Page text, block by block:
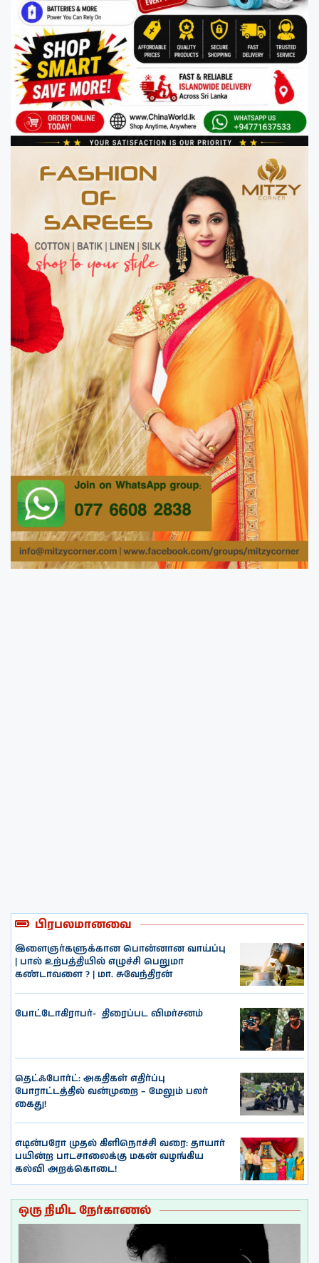
பிரபலமானவை
இளைஞர்களுக்கான பொன்னான வாய்ப்பு
| பால் உற்பத்தியில் எழுச்சி பெறுமா
கண்டாவளை ? | மா. சுவேந்திரன்
போட்டோகிராபர்- ‌ திரைப்பட விமர்சனம்
தெட்ஃபோர்ட்: அகதிகள் எதிர்ப்பு
போராட்டத்தில் வன்முறை – மேலும் பலர்
கைது!
எடின்பரோ முதல் கிளிநொச்சி வரை: தாயார்
பயின்ற பாடசாலைக்கு மகன் வழங்கிய
கல்வி அறக்கொடை!
ஒரு நிமிட நேர்காணல்